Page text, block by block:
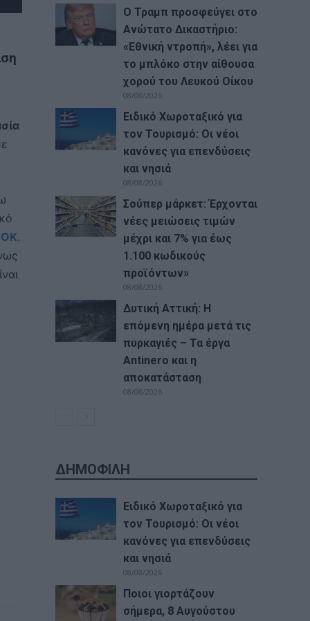
.
Ο Τραμπ προσφεύγει στο
Ανώτατο Δικαστήριο:
«Εθνική ντροπή», λέει για
το μπλόκο στην αίθουσα
χορού του Λευκού Οίκου
08/08/2026
Ειδικό Χωροταξικό για
τον Τουρισμό: Οι νέοι
κανόνες για επενδύσεις
και νησιά
08/08/2026
Σούπερ μάρκετ: Έρχονται
νέες μειώσεις τιμών
μέχρι και 7% για έως
1.100 κωδικούς
προϊόντων»
08/08/2026
Δυτική Αττική: Η
επόμενη ημέρα μετά τις
πυρκαγιές – Τα έργα
Antinero και η
αποκατάσταση
08/08/2026
ΔΗΜΟΦΙΛΗ
Ειδικό Χωροταξικό για
τον Τουρισμό: Οι νέοι
κανόνες για επενδύσεις
και νησιά
08/08/2026
Ποιοι γιορτάζουν
σήμερα, 8 Αυγούστου